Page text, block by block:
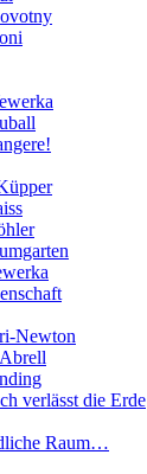
Newton
verlässt die Erde
Raum…